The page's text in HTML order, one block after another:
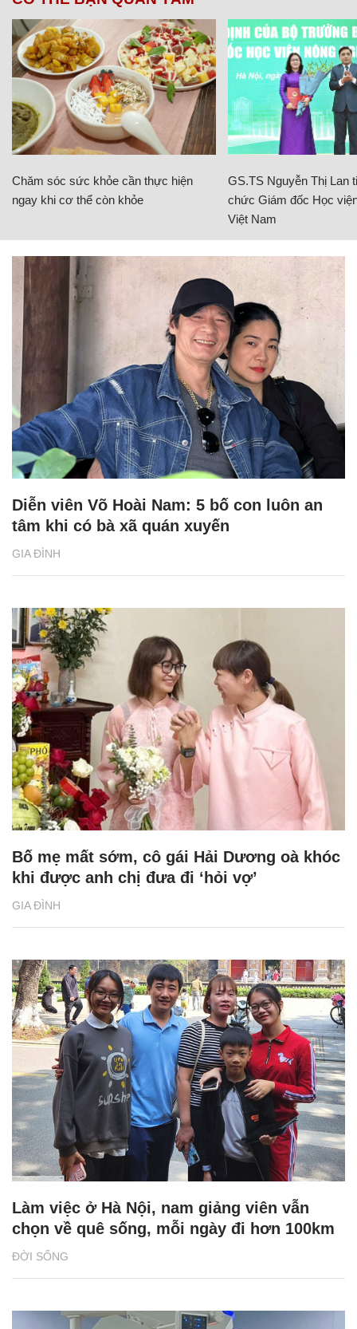
Chăm sóc sức khỏe cần thực hiện
ngay khi cơ thể còn khỏe
GS.TS Nguyễn Thị Lan
chức Giám đốc Học
Việt Nam
GIA ĐÌNH
Diễn viên Võ Hoài Nam: 5 bố con luôn an
tâm khi có bà xã quán xuyến
GIA ĐÌNH
Bố mẹ mất sớm, cô gái Hải Dương oà khóc
khi được anh chị đưa đi ‘hỏi vợ’
ĐỜI SỐNG
Làm việc ở Hà Nội, nam giảng viên vẫn
chọn về quê sống, mỗi ngày đi hơn 100km